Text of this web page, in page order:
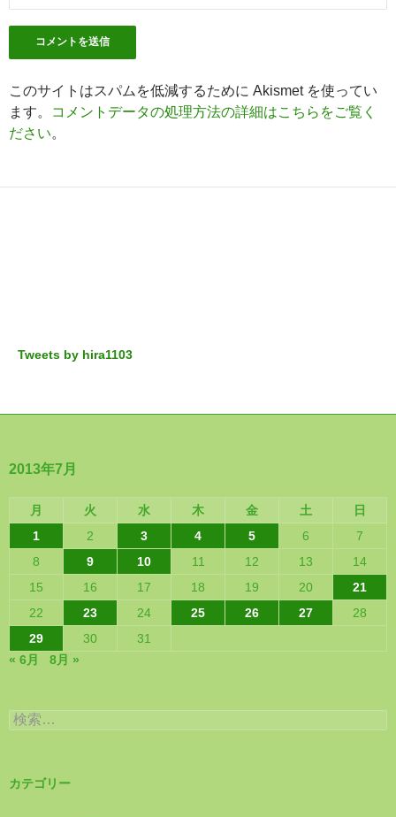
このサイトはスパムを低減するために Akismet を使ってい
ます。
コメントデータの処理方法の詳細はこちらをご覧く
ださい。
Tweets by hira1103
2013年7月
月 火 水 木 金 土
日
1
2 3 4 5 6
7
8
9 10 11 12 13
14
15
16 17 18 19 20
21
22
23 24 25 26 27
28
29
30
31
« 6月
8月 »
検
索:
カテゴリー